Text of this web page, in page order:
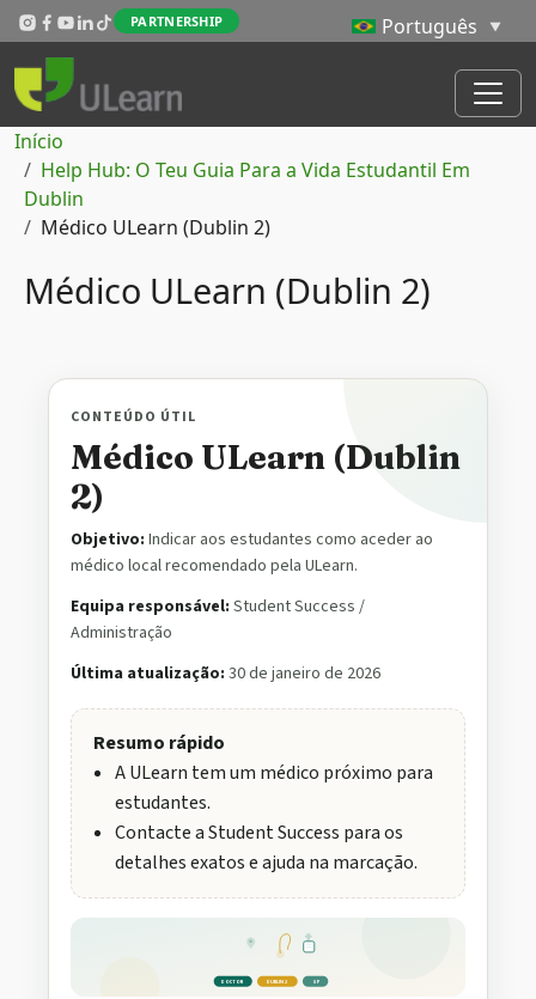
Passar para o conteúdo principal
PARTNERSHIP
Navegação estrutural
Início
Help Hub: O Teu Guia Para a Vida Estudantil Em
Dublin
Médico ULearn (Dublin 2)
Médico ULearn (Dublin 2)
CONTEÚDO ÚTIL
Médico ULearn (Dublin
2)
Objetivo: Indicar aos estudantes como aceder ao
médico local recomendado pela ULearn.
Equipa responsável: Student Success /
Administração
Última atualização: 30 de janeiro de 2026
Resumo rápido
A ULearn tem um médico próximo para
estudantes.
Contacte a Student Success para os
detalhes exatos e ajuda na marcação.
DOCTOR DUBLIN 2 GP